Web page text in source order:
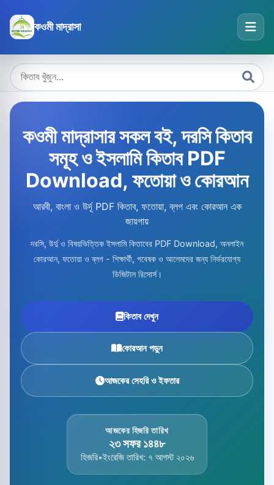
কওমী মাদ্রাসা
কওমী মাদ্রাসার সকল বই, দরসি কিতাব
সমূহ ও ইসলামি কিতাব PDF
Download, ফতোয়া ও কোরআন
আরবী, বাংলা ও উর্দূ PDF কিতাব, ফতোয়া, ব্লগ এবং কোরআন এক
জায়গায়
দরসি, উর্দু ও বিষয়ভিত্তিক ইসলামি কিতাবের PDF Download, অনলাইন
কোরআন, ফতোয়া ও ব্লগ - শিক্ষার্থী, গবেষক ও আলেমদের জন্য নির্ভরযোগ্য
ডিজিটাল রিসোর্স।
কিতাব দেখুন
কোরআন পড়ুন
আজকের সেহরি ও ইফতার
আজকের হিজরি তারিখ
২৩ সফর ১৪৪৮
হিজরি•ইংরেজি তারিখ: ৭ আগস্ট ২০২৬